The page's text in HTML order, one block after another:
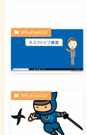
Windows10
Windows10